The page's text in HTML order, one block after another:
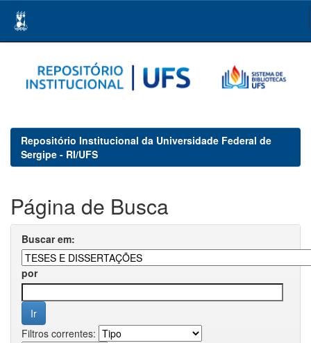
navigation
Repositório Institucional da Universidade Federal de
Sergipe - RI/UFS
Página de Busca
Buscar em:
por
Filtros correntes: